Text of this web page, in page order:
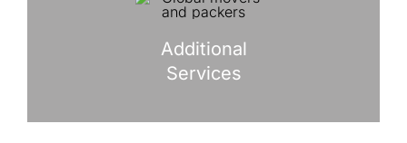
Additional
Services